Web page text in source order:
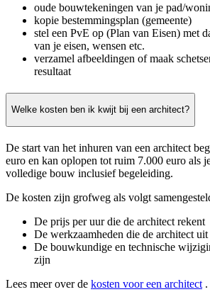
oude bouwtekeningen van je pad/
kopie bestemmingsplan (gemeente)
stel een PvE op (Plan van Eisen) met
van je eisen, wensen etc.
verzamel afbeeldingen of maak
resultaat
Welke kosten ben ik kwijt bij een architect?
De start van het inhuren van een architect
euro en kan oplopen tot ruim 7.000 euro als
volledige bouw inclusief begeleiding.
De kosten zijn grofweg als volgt
De prijs per uur die de architect rekent
De werkzaamheden die de architect uit
De bouwkundige en technische
zijn
Lees meer over de kosten voor een architect .